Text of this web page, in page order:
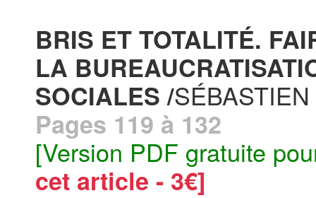
BRIS ET TOTALITÉ.
LA
SOCIALES /
Pages 119 à 132
[Version PDF gratuite
cet article - 3€]